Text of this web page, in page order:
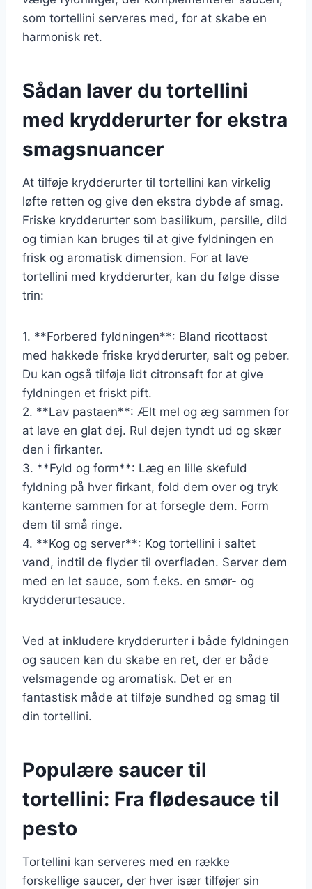
som tortellini serveres med, for at skabe en
harmonisk ret.
Sådan laver du tortellini
med krydderurter for ekstra
smagsnuancer
At tilføje krydderurter til tortellini kan virkelig
løfte retten og give den ekstra dybde af smag.
Friske krydderurter som basilikum, persille, dild
og timian kan bruges til at give fyldningen en
frisk og aromatisk dimension. For at lave
tortellini med krydderurter, kan du følge disse
trin:
1. **Forbered fyldningen**: Bland ricottaost
med hakkede friske krydderurter, salt og peber.
Du kan også tilføje lidt citronsaft for at give
fyldningen et friskt pift.
2. **Lav pastaen**: Ælt mel og æg sammen for
at lave en glat dej. Rul dejen tyndt ud og skær
den i firkanter.
3. **Fyld og form**: Læg en lille skefuld
fyldning på hver firkant, fold dem over og tryk
kanterne sammen for at forsegle dem. Form
dem til små ringe.
4. **Kog og server**: Kog tortellini i saltet
vand, indtil de flyder til overfladen. Server dem
med en let sauce, som f.eks. en smør- og
krydderurtesauce.
Ved at inkludere krydderurter i både fyldningen
og saucen kan du skabe en ret, der er både
velsmagende og aromatisk. Det er en
fantastisk måde at tilføje sundhed og smag til
din tortellini.
Populære saucer til
tortellini: Fra flødesauce til
pesto
Tortellini kan serveres med en række
forskellige saucer, der hver især tilføjer sin